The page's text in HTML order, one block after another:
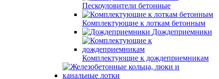
Пескоуловители бетонные
Комплектующие к лоткам бетонным
Дождеприемники
Комплектующие к дождеприемникам